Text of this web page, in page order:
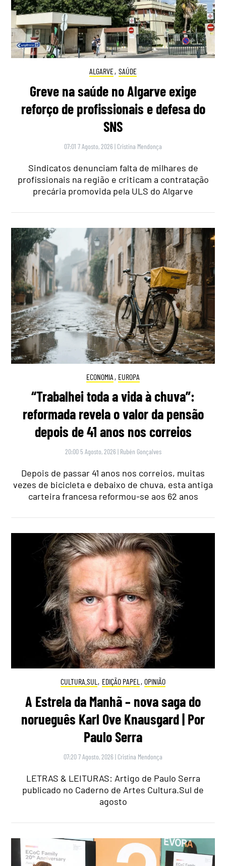
ALGARVE, SAÚDE
Greve na saúde no Algarve exige
reforço de profissionais e defesa do
SNS
07:01 7 Agosto, 2026 | Cristina Mendonça
Sindicatos denunciam falta de milhares de
profissionais na região e criticam a contratação
precária promovida pela ULS do Algarve
ECONOMIA , EUROPA
“Trabalhei toda a vida à chuva”:
reformada revela o valor da pensão
depois de 41 anos nos correios
20:00 5 Agosto, 2026 | Rubén Gonçalves
Depois de passar 41 anos nos correios, muitas
vezes de bicicleta e debaixo de chuva, esta antiga
carteira francesa reformou-se aos 62 anos
CULTURA.SUL , EDIÇÃO PAPEL , OPINIÃO
A Estrela da Manhã – nova saga do
norueguês Karl Ove Knausgard | Por
Paulo Serra
07:20 7 Agosto, 2026 | Cristina Mendonça
LETRAS & LEITURAS: Artigo de Paulo Serra
publicado no Caderno de Artes Cultura.Sul de
agosto